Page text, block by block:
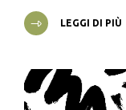
LEGGI DI PIÙ